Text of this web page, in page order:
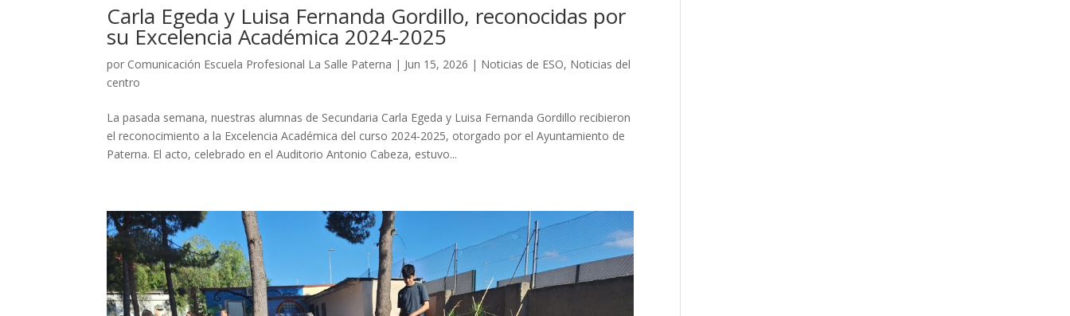
Carla Egeda y Luisa Fernanda Gordillo, reconocidas por
su Excelencia Académica 2024-2025
por Comunicación Escuela Profesional La Salle Paterna | Jun 15, 2026 | Noticias de ESO, Noticias del
centro
La pasada semana, nuestras alumnas de Secundaria Carla Egeda y Luisa Fernanda Gordillo recibieron
el reconocimiento a la Excelencia Académica del curso 2024-2025, otorgado por el Ayuntamiento de
Paterna. El acto, celebrado en el Auditorio Antonio Cabeza, estuvo...